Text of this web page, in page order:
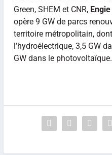
Green, SHEM et CNR, Engie
opère 9 GW de parcs
territoire métropolitain,
l’hydroélectrique, 3,5 GW
GW dans le photovoltaïque.